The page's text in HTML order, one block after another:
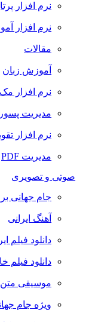
نرم افزار
نرم افزار
مقالات
آموزش زبان
نرم افزار مک
مدیریت
نرم افزار
مدیریت PDF
صوتی و تصویری
جام جهانی برزیل
آهنگ ایرانی
دانلود فیلم
دانلود فیلم
موسیقی متن
ویژه جام جهانی 2018